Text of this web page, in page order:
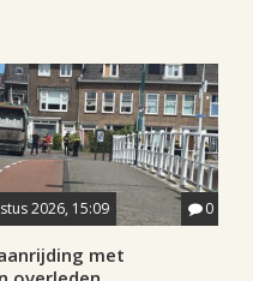
2026, 15:09 0
met